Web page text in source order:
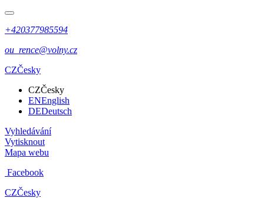
+420377985594
ou_rence@volny.cz
CZČesky
CZČesky
ENEnglish
DEDeutsch
Vyhledávání
Vytisknout
Mapa webu
Facebook
CZČesky